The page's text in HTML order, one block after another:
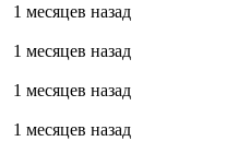
1 месяцев назад
1 месяцев назад
1 месяцев назад
1 месяцев назад